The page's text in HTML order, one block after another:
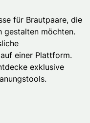
für Brautpaare, die
gestalten möchten.
einer Plattform.
exklusive